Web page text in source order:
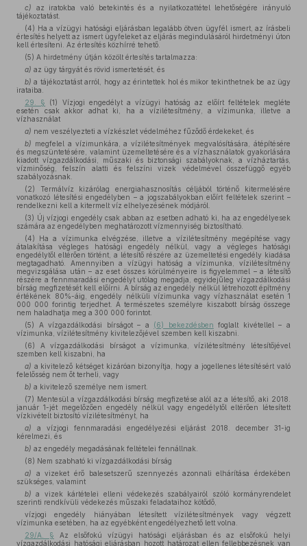
c) az iratokba való betekintés és a nyilatkozattétel lehetőségére irányuló
tájékoztatást.
(4) Ha a vízügyi hatósági eljárásban legalább ötven ügyfél ismert, az írásbeli
értesítés helyett az ismert ügyfeleket az eljárás megindulásáról hirdetményi úton
kell értesíteni. Az értesítés közhírré tehető.
(5) A hirdetmény útján közölt értesítés tartalmazza:
a) az ügy tárgyát és rövid ismertetését, és
b) a tájékoztatást arról, hogy az érintettek hol és mikor tekinthetnek be az ügy
irataiba.
29. § (1) Vízjogi engedélyt a vízügyi hatóság az előírt feltételek megléte
esetén csak akkor adhat ki, ha a vízilétesítmény, a vízimunka, illetve a
vízhasználat
a) nem veszélyezteti a vízkészlet védelméhez fűződő érdekeket, és
b) megfelel a vízimunkára, a vízilétesítmények megvalósítására, átépítésére
és megszüntetésére, valamint üzemeltetésére és a vízhasználatok gyakorlására
kiadott vízgazdálkodási, műszaki és biztonsági szabályoknak, a vízháztartás,
vízminőség, felszín alatti és felszíni vizek védelmével összefüggő egyéb
szabályozásnak.
(2) Termálvíz kizárólag energiahasznosítás céljából történő kitermelésére
vonatkozó létesítési engedélyben – a jogszabályokban előírt feltételek szerint –
rendelkezni kell a kitermelt víz elhelyezésének módjáról.
(3) Új vízjogi engedély csak abban az esetben adható ki, ha az engedélyesek
számára az engedélyben meghatározott vízmennyiség biztosítható.
(4) Ha a vízimunka elvégzése, illetve a vízilétesítmény megépítése vagy
átalakítása végleges hatósági engedély nélkül, vagy a végleges hatósági
engedélytől eltérően történt, a létesítő részére az üzemeltetési engedély kiadása
megtagadható. Amennyiben a vízügyi hatóság a vízimunka, vízilétesítmény
megvizsgálása után – az eset összes körülményeire is figyelemmel – a létesítő
részére a fennmaradási engedélyt utólag megadja, egyidejűleg vízgazdálkodási
bírság megfizetését kell előírni. A bírság az engedély nélkül létrehozott építmény
értékének 80%-áig, engedély nélküli vízimunka vagy vízhasználat esetén 1
000 000 forintig terjedhet. A természetes személyre kiszabott bírság összege
nem haladhatja meg a 300 000 forintot.
(5) A vízgazdálkodási bírságot – a (6) bekezdésben foglalt kivétellel – a
vízimunka, vízilétesítmény kivitelezőjével szemben kell kiszabni.
(6) A vízgazdálkodási bírságot a vízimunka, vízilétesítmény létesítőjével
szemben kell kiszabni, ha
a) a kivitelező kétséget kizáróan bizonyítja, hogy a jogellenes létesítésért való
felelősség nem őt terheli, vagy
b) a kivitelező személye nem ismert.
(7) Mentesül a vízgazdálkodási bírság megfizetése alól az a létesítő, aki 2018.
január 1-jét megelőzően engedély nélkül vagy engedélytől eltérően létesített
vízkivételt biztosító vízilétesítményt, ha
a) a vízjogi fennmaradási engedélyezési eljárást 2018. december 31-ig
kérelmezi, és
b) az engedély megadásának feltételei fennállnak.
(8) Nem szabható ki vízgazdálkodási bírság
a) a vizeket érő balesetszerű szennyezés azonnali elhárítása érdekében
szükséges, valamint
b) a vizek kártételei elleni védekezés szabályairól szóló kormányrendelet
szerinti rendkívüli védekezés műszaki feladataihoz kötődő,
vízjogi engedély hiányában létesített vízilétesítmények vagy végzett
vízimunka esetében, ha az egyébként engedélyezhető lett volna.
29/A. § Az elsőfokú vízügyi hatósági eljárásban és az elsőfokú helyi
vízgazdálkodási hatósági eljárásban hozott határozat ellen fellebbezésnek van